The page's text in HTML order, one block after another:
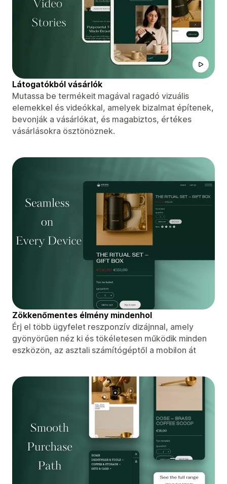
Látogatókból vásárlók
Mutassa be termékeit magával ragadó vizuális
elemekkel és videókkal, amelyek bizalmat építenek,
bevonják a vásárlókat, és magabiztos, értékes
vásárlásokra ösztönöznek.
Zökkenőmentes élmény mindenhol
Érj el több ügyfelet reszponzív dizájnnal, amely
gyönyörűen néz ki és tökéletesen működik minden
eszközön, az asztali számítógéptől a mobilon át